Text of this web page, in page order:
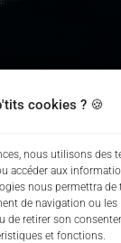
cookies ? 🍪
nous utilisons des
accéder aux
nous permettra de
de navigation ou les
de retirer son
et fonctions.